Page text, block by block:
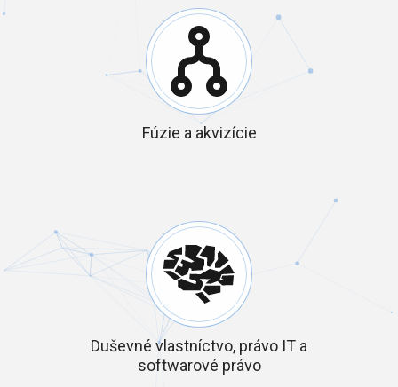
Fúzie a akvizície
Duševné vlastníctvo, právo IT a
softwarové právo